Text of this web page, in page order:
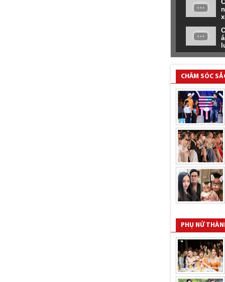
CHĂM SÓC
PHỤ NỮ